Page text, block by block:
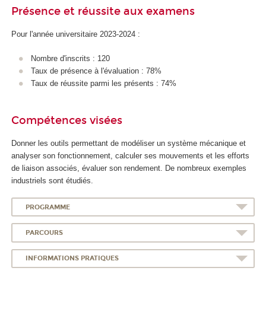
Présence et réussite aux examens
Pour l'année universitaire 2023-2024 :
Nombre d'inscrits : 120
Taux de présence à l'évaluation : 78%
Taux de réussite parmi les présents : 74%
Compétences visées
Donner les outils permettant de modéliser un système mécanique et
analyser son fonctionnement, calculer ses mouvements et les efforts
de liaison associés, évaluer son rendement. De nombreux exemples
industriels sont étudiés.
PROGRAMME
PARCOURS
INFORMATIONS PRATIQUES